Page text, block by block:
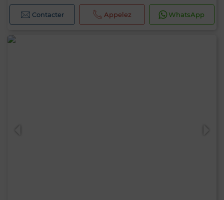
Contacter Appelez WhatsApp